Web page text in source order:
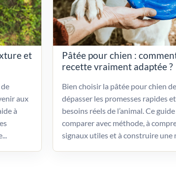
et
aux
à
Pâtée pour chien :
recette vraiment adaptée ?
Bien choisir la pâtée pour chien
dépasser les promesses rapides
besoins réels de l’animal. Ce
comparer avec méthode, à
signaux utiles et à construire une